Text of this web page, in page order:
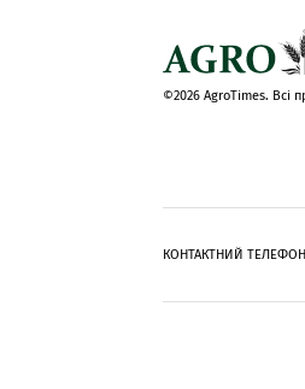
©2026 AgroTimes. Всі
КОНТАКТНИЙ ТЕЛЕФОН